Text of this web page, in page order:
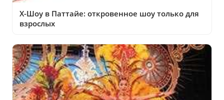
X-Шоу в Паттайе: откровенное шоу только для
взрослых